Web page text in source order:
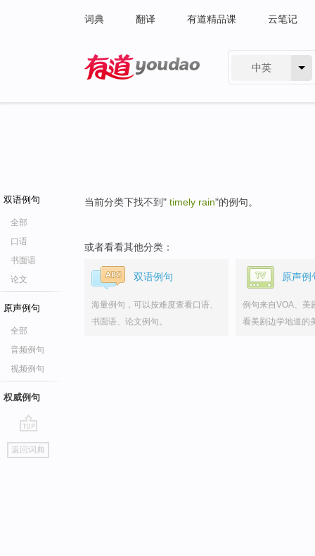
词典 翻译 有道精品课 云笔记
中英
双语例句
全部
口语
书面语
论文
原声例句
全部
音频例句
视频例句
权威例句
go
top
返回词典
当前分类下找不到" timely rain"的例句。
或者看看其他分类：
双语例句
海量例句，可以按难度查看口语、
书面语、论文例句。
原声例
例句来自VOA、美
看美剧边学地道的